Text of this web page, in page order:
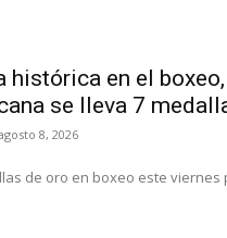
histórica en el
se lleva 7
8, 2026
de oro en boxeo este viernes